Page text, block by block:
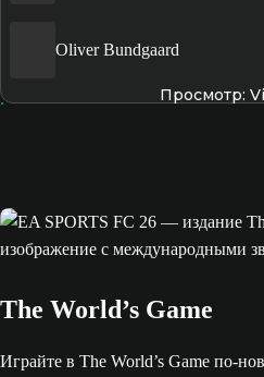
Oliver Bundgaard
Просмотр:
The World’s Game
Играйте в The World’s Game по-